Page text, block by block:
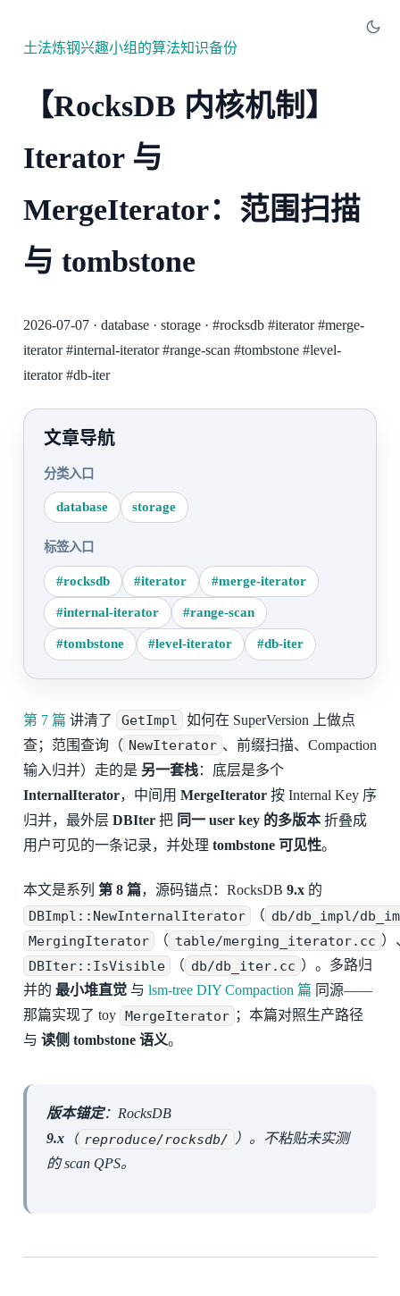
土法炼钢兴趣小组的算法知识备份
【RocksDB 内核机制】
Iterator 与
MergeIterator：范围扫描
与 tombstone
2026-07-07· database· storage· #rocksdb #iterator #merge-
iterator #internal-iterator #range-scan #tombstone #level-
iterator #db-iter
文章导航
分类入口
database storage
标签入口
#rocksdb #iterator #merge-iterator
#internal-iterator #range-scan
#tombstone #level-iterator #db-iter
第 7 篇 讲清了 GetImpl
如何在 SuperVersion 上做点
查；范围查询（ NewIterator 、前缀扫描、Compaction
输入归并）走的是 另一套栈：底层是多个
InternalIterator，中间用 MergeIterator按 Internal Key 序
归并，最外层 DBIter把 同一 user key 的多版本折叠成
用户可见的一条记录，并处理 tombstone 可见性。
本文是系列 第 8 篇，源码锚点：RocksDB 9.x的
DBImpl::NewInternalIterator （ db/db_impl/
MergingIterator
（ table/merging_iterator.cc ）
DBIter::IsVisible （ db/db_iter.cc ）。多路归
并的 最小堆直觉与 lsm-tree DIY Compaction 篇 同源——
那篇实现了 toy MergeIterator ；本篇对照生产路径
与 读侧 tombstone 语义。
版本锚定：RocksDB
9.x（ reproduce/rocksdb/ ）。不粘贴未实测
的 scan QPS。